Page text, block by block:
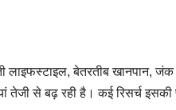
लाइफस्टाइल, बेतरतीब खानपान,
तेजी से बढ़ रही है। कई रिसर्च इसकी